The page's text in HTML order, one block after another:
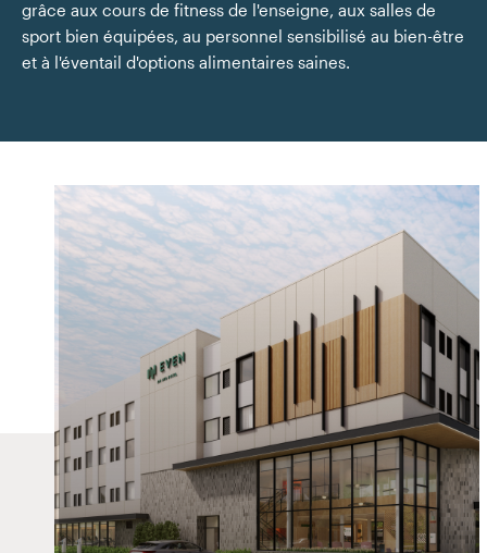
grâce aux cours de fitness de l'enseigne, aux salles de
sport bien équipées, au personnel sensibilisé au bien-être
et à l'éventail d'options alimentaires saines.